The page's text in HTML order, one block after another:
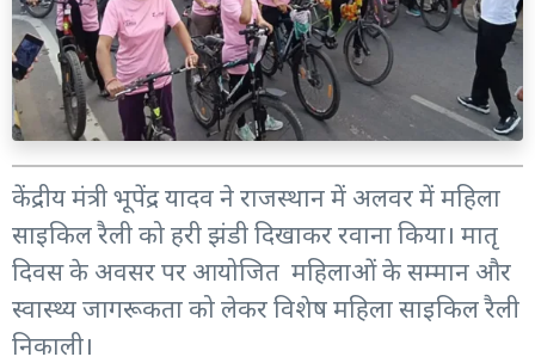
केंद्रीय मंत्री भूपेंद्र यादव ने राजस्थान में अलवर में महिला
साइकिल रैली को हरी झंडी दिखाकर रवाना किया। मातृ
दिवस के अवसर पर आयोजित महिलाओं के सम्मान और
स्वास्थ्य जागरूकता को लेकर विशेष महिला साइकिल रैली
निकाली।